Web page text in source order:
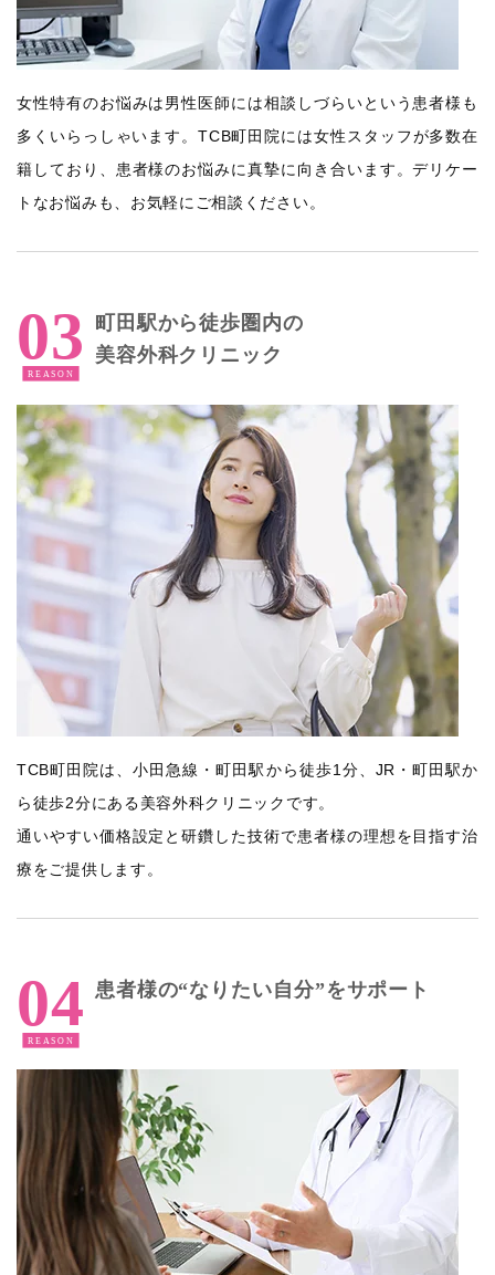
女性特有のお悩みは男性医師には相談しづらいという患者様も
多くいらっしゃいます。TCB町田院には女性スタッフが多数在
籍しており、患者様のお悩みに真摯に向き合います。デリケー
トなお悩みも、お気軽にご相談ください。
町田駅から徒歩圏内の
美容外科クリニック
TCB町田院は、小田急線・町田駅から徒歩1分、JR・町田駅か
ら徒歩2分にある美容外科クリニックです。
通いやすい価格設定と研鑽した技術で患者様の理想を目指す治
療をご提供します。
患者様の“なりたい自分”をサポート